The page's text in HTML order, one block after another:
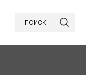
поиск